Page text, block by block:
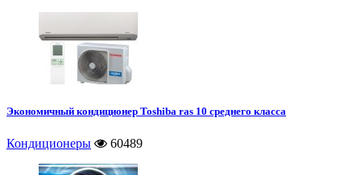
Экономичный кондиционер Toshiba ras 10 среднего класса
Кондиционеры 60489